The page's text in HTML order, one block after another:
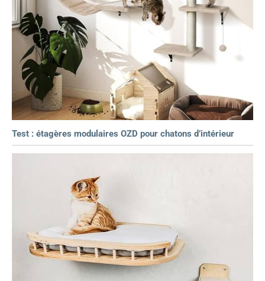
Test : étagères modulaires OZD pour chatons d’intérieur